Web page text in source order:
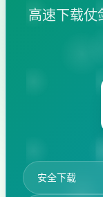
高速下载仗
安全下载